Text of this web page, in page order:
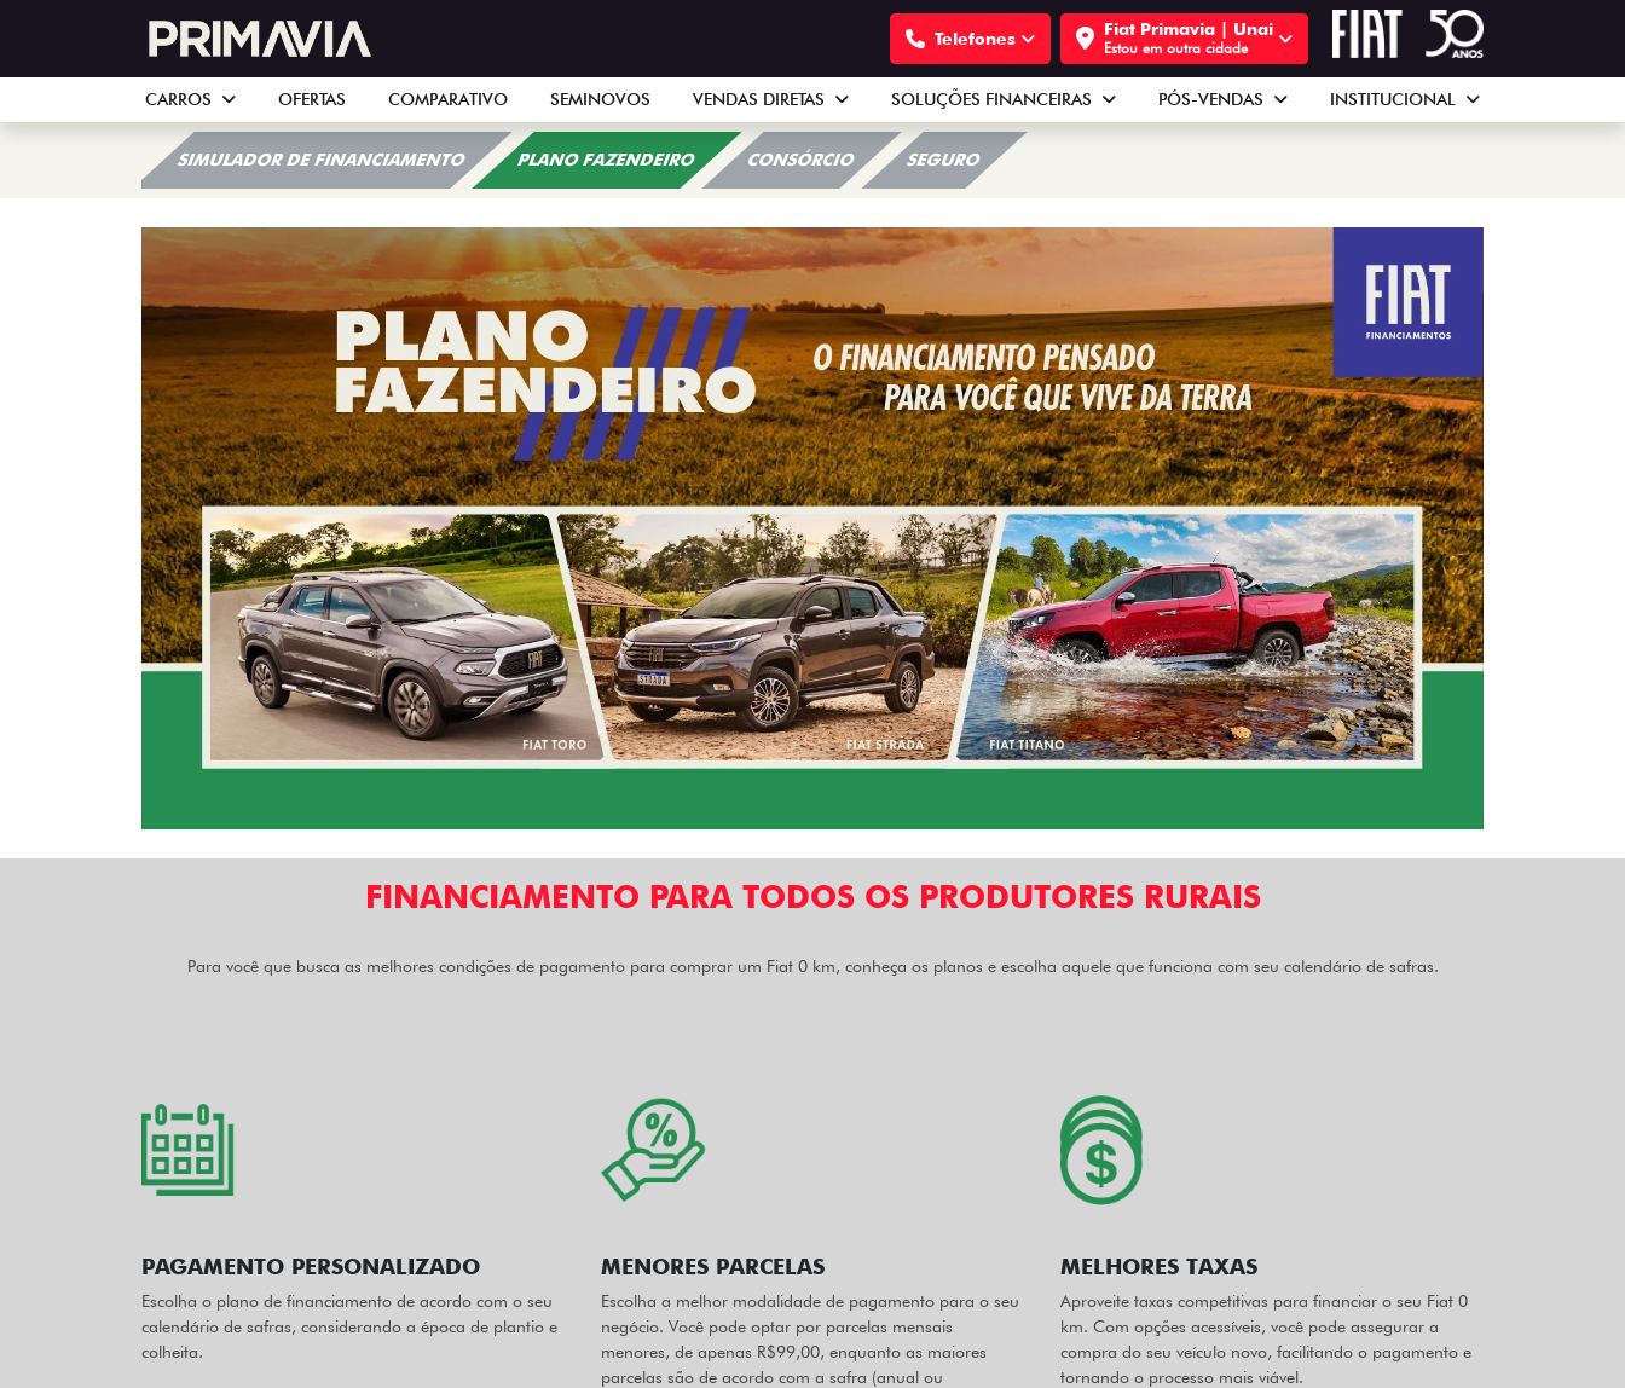
Fiat Primavia | Unai
Estou em outra cidade
Telefones
CARROS OFERTAS COMPARATIVO SEMINOVOS VENDAS DIRETAS SOLUÇÕES FINANCEIRAS PÓS-VENDAS INSTITUCIONAL
SIMULADOR DE FINANCIAMENTO PLANO FAZENDEIRO CONSÓRCIO SEGURO
FINANCIAMENTO PARA TODOS OS PRODUTORES RURAIS
Para você que busca as melhores condições de pagamento para comprar um Fiat 0 km, conheça os planos e escolha aquele que funciona com seu calendário de safras.
PAGAMENTO PERSONALIZADO
Escolha o plano de financiamento de acordo com o seu
calendário de safras, considerando a época de plantio e
colheita.
MENORES PARCELAS
Escolha a melhor modalidade de pagamento para o seu
negócio. Você pode optar por parcelas mensais
menores, de apenas R$99,00, enquanto as maiores
parcelas são de acordo com a safra (anual ou
MELHORES TAXAS
Aproveite taxas competitivas para financiar o seu Fiat 0
km. Com opções acessíveis, você pode assegurar a
compra do seu veículo novo, facilitando o pagamento e
tornando o processo mais viável.